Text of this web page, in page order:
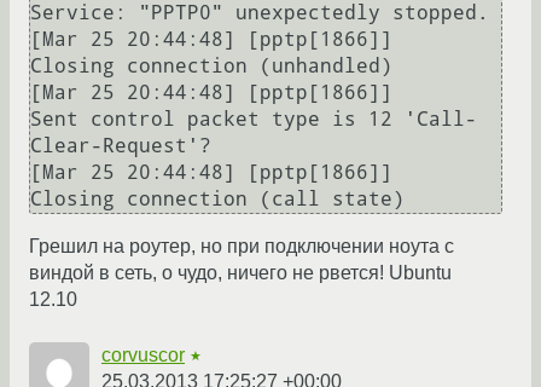
Service: "PPTP0" unexpectedly stopped.
[Mar 25 20:44:48] [pptp[1866]]
Closing connection (unhandled)
[Mar 25 20:44:48] [pptp[1866]]
Sent control packet type is 12 'Call-
Clear-Request'?
[Mar 25 20:44:48] [pptp[1866]]
Closing connection (call state)
Грешил на роутер, но при подключении ноута с
виндой в сеть, о чудо, ничего не рвется! Ubuntu
12.10
corvuscor ★
25.03.2013 17:25:27 +00:00